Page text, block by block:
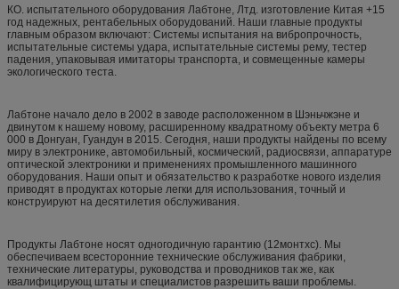
КО. испытательного оборудования Лабтоне, Лтд. изготовление Китая +15
год надежных, рентабельных оборудований. Наши главные продукты
главным образом включают: Системы испытания на вибропрочность,
испытательные системы удара, испытательные системы рему, тестер
падения, упаковывая имитаторы транспорта, и совмещенные камеры
экологического теста.
Лабтоне начало дело в 2002 в заводе расположенном в Шэньчжэне и
двинутом к нашему новому, расширенному квадратному объекту метра 6
000 в Донгуан, Гуандун в 2015. Сегодня, наши продукты найдены по всему
миру в электронике, автомобильный, космический, радиосвязи, аппаратуре
оптической электроники и применениях промышленного машинного
оборудования. Наши опыт и обязательство к разработке нового изделия
приводят в продуктах которые легки для использования, точный и
конструируют на десятилетия обслуживания.
Продукты Лабтоне носят одногодичную гарантию (12монтхс). Мы
обеспечиваем всесторонние технические обслуживания фабрики,
технические литературы, руководства и проводников так же, как
квалифицирующ штаты и специалистов разрешить ваши проблемы.